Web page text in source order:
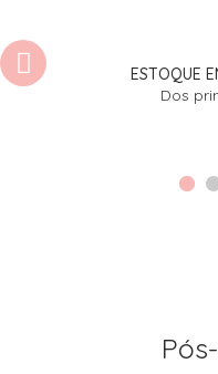
ESTOQUE
Dos